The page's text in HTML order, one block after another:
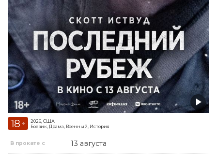
18 +
2026, США
Боевик, Драма, Военный, История
В прокате с 13 августа